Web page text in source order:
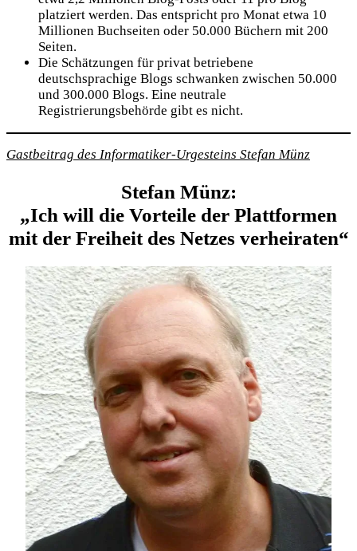
platziert werden. Das entspricht pro Monat etwa 10
Millionen Buchseiten oder 50.000 Büchern mit 200
Seiten.
Die Schätzungen für privat betriebene
deutschsprachige Blogs schwanken zwischen 50.000
und 300.000 Blogs. Eine neutrale
Registrierungsbehörde gibt es nicht.
Gastbeitrag des Informatiker-Urgesteins Stefan Münz
Stefan Münz:
„Ich will die Vorteile der Plattformen
mit der Freiheit des Netzes verheiraten“